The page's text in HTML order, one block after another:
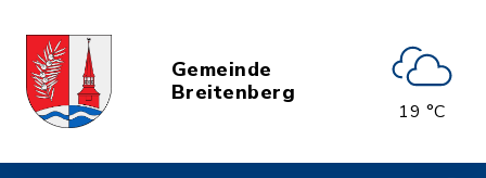
Gemeinde
Breitenberg
19 °C